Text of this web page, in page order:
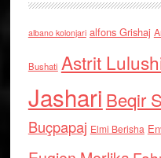
albano kolonjari alfons Grishaj
Bushati Astrit
Jashari Beqir
Buçpapaj Elmi Berisha